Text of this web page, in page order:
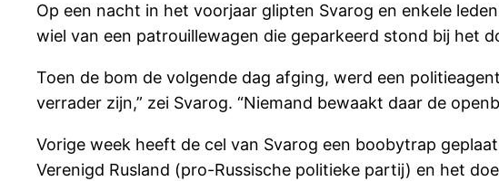
Op een nacht in het voorjaar glipten Svarog en enkele
wiel van een patrouillewagen die geparkeerd stond bij het
Toen de bom de volgende dag afging, werd een
verrader zijn,” zei Svarog. “Niemand bewaakt daar de
Vorige week heeft de cel van Svarog een boobytrap
Verenigd Rusland (pro-Russische politieke partij) en het